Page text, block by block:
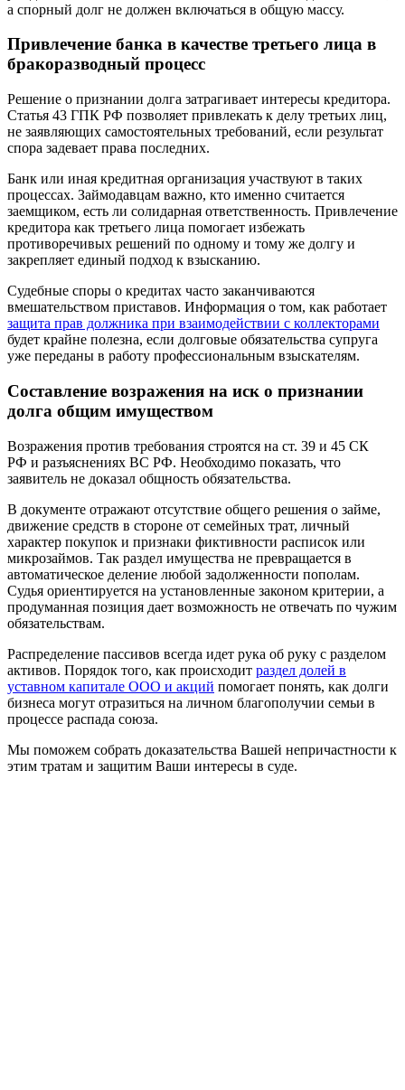
а спорный долг не должен включаться в общую массу.
Привлечение банка в качестве третьего лица в
бракоразводный процесс
Решение о признании долга затрагивает интересы кредитора.
Статья 43 ГПК РФ позволяет привлекать к делу третьих лиц,
не заявляющих самостоятельных требований, если результат
спора задевает права последних.
Банк или иная кредитная организация участвуют в таких
процессах. Займодавцам важно, кто именно считается
заемщиком, есть ли солидарная ответственность. Привлечение
кредитора как третьего лица помогает избежать
противоречивых решений по одному и тому же долгу и
закрепляет единый подход к взысканию.
Судебные споры о кредитах часто заканчиваются
вмешательством приставов. Информация о том, как работает
защита прав должника при взаимодействии с коллекторами
будет крайне полезна, если долговые обязательства супруга
уже переданы в работу профессиональным взыскателям.
Составление возражения на иск о признании
долга общим имуществом
Возражения против требования строятся на ст. 39 и 45 СК
РФ и разъяснениях ВС РФ. Необходимо показать, что
заявитель не доказал общность обязательства.
В документе отражают отсутствие общего решения о займе,
движение средств в стороне от семейных трат, личный
характер покупок и признаки фиктивности расписок или
микрозаймов. Так раздел имущества не превращается в
автоматическое деление любой задолженности пополам.
Судья ориентируется на установленные законом критерии, а
продуманная позиция дает возможность не отвечать по чужим
обязательствам.
Распределение пассивов всегда идет рука об руку с разделом
активов. Порядок того, как происходит раздел долей в
уставном капитале ООО и акций помогает понять, как долги
бизнеса могут отразиться на личном благополучии семьи в
процессе распада союза.
Мы поможем собрать доказательства Вашей непричастности к
этим тратам и защитим Ваши интересы в суде.